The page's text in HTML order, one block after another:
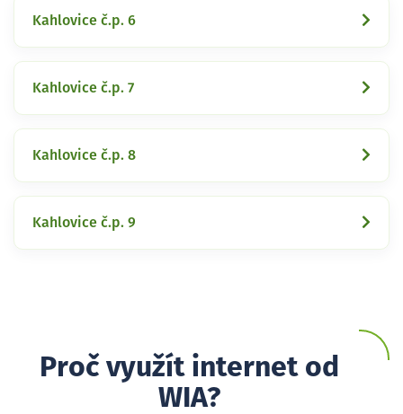
Kahlovice č.p. 6
Kahlovice č.p. 7
Kahlovice č.p. 8
Kahlovice č.p. 9
Proč využít internet od
WIA?